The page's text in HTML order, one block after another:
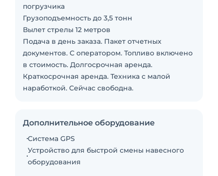
погрузчика
Грузоподъемность до 3,5 тонн
Вылет стрелы 12 метров
Подача в день заказа. Пакет отчетных
документов. С оператором. Топливо включено
в стоимость. Долгосрочная аренда.
Краткосрочная аренда. Техника с малой
наработкой. Сейчас свободна.
Дополнительное оборудование
Система GPS
Устройство для быстрой смены навесного
оборудования